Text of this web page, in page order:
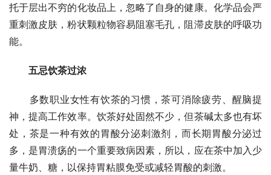
托于层出不穷的化妆品上，忽略了自身的健康。化学品会严
重刺激皮肤，粉状颗粒物容易阻塞毛孔，阻滞皮肤的呼吸功
能。
五忌饮茶过浓
多数职业女性有饮茶的习惯，茶可消除疲劳、醒脑提
神，提高工作效率。饮茶好处固然不少，但茶碱太多也有坏
处，茶是一种有效的胃酸分泌刺激剂，而长期胃酸分泌过
多，是胃溃疡的一个重要致病因素，所以，应在茶中加入少
量牛奶、糖，以保持胃粘膜免受或减轻胃酸的刺激。